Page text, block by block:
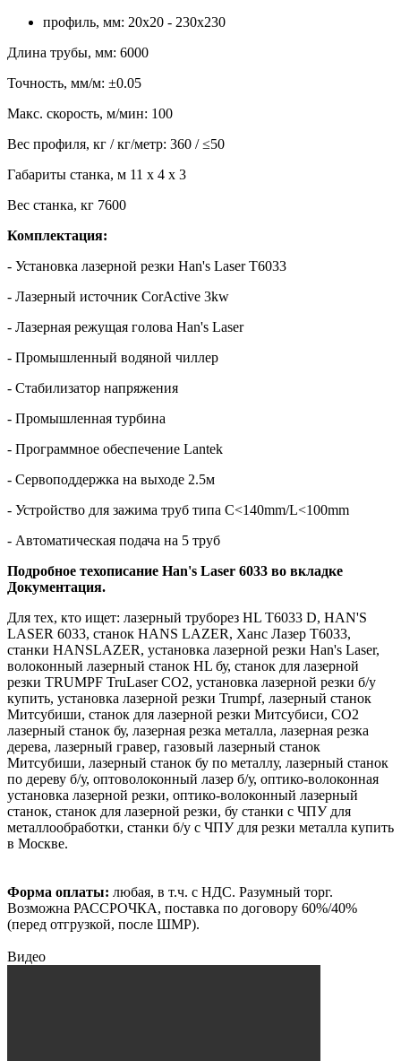
профиль, мм: 20х20 - 230х230
Длина трубы, мм: 6000
Точность, мм/м: ±0.05
Макс. скорость, м/мин: 100
Вес профиля, кг / кг/метр: 360 / ≤50
Габариты станка, м 11 x 4 x 3
Вес станка, кг 7600
Комплектация:
- Установка лазерной резки Han's Laser T6033
- Лазерный источник CorActive 3kw
- Лазерная режущая голова Han's Laser
- Промышленный водяной чиллер
- Стабилизатор напряжения
- Промышленная турбина
- Программное обеспечение Lantek
- Сервоподдержка на выходе 2.5м
- Устройство для зажима труб типа С<140mm/L<100mm
- Автоматическая подача на 5 труб
Подробное техописание Han's Laser 6033 во вкладке
Документация.
Для тех, кто ищет: лазерный труборез HL T6033 D, HAN'S
LASER 6033, станок HANS LAZER, Ханс Лазер Т6033,
станки HANSLAZER, установка лазерной резки Han's Laser,
волоконный лазерный станок HL бу, станок для лазерной
резки TRUMPF TruLaser CO2, установка лазерной резки б/у
купить, установка лазерной резки Trumpf, лазерный станок
Митсубиши, станок для лазерной резки Митсубиси, CO2
лазерный станок бу, лазерная резка металла, лазерная резка
дерева, лазерный гравер, газовый лазерный станок
Митсубиши, лазерный станок бу по металлу, лазерный станок
по дереву б/у, оптоволоконный лазер б/у, оптико-вoлoконная
уcтaновка лазеpной pезки, оптико-волоконный лазерный
станок, станок для лазерной резки, бу станки с ЧПУ для
металлообработки, станки б/у с ЧПУ для резки металла купить
в Москве.
Форма оплаты: любая, в т.ч. с НДС. Разумный торг.
Возможна РАССРОЧКА, поставка по договору 60%/40%
(перед отгрузкой, после ШМР).
Видео